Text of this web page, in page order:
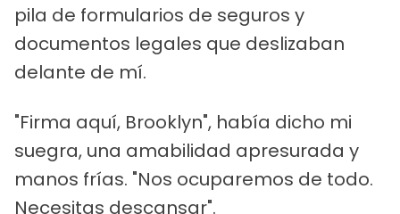
pila de formularios de seguros y
documentos legales que deslizaban
delante de mí.
"Firma aquí, Brooklyn", había dicho mi
suegra, una amabilidad apresurada y
manos frías. "Nos ocuparemos de todo.
Necesitas descansar".